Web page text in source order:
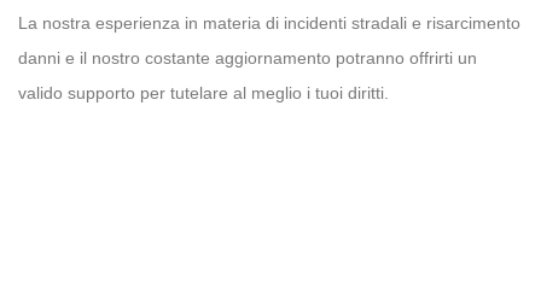
La nostra esperienza in materia di incidenti stradali e risarcimento
danni e il nostro costante aggiornamento potranno offrirti un
valido supporto per tutelare al meglio i tuoi diritti.